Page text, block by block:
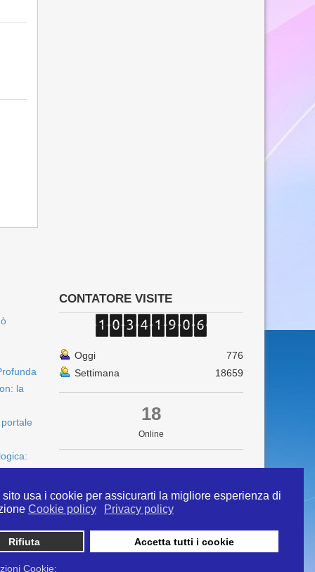
sito usa i cookie per assicurarti la migliore esperienza di
Cookie policy Privacy policy
Rifiuta Accetta tutti i cookie
Cookie:
la
CONTATORE VISITE
Oggi
776
Settimana
18659
18
Online
info@ipertermiaitalia.it tel. 331/9584817 . Il